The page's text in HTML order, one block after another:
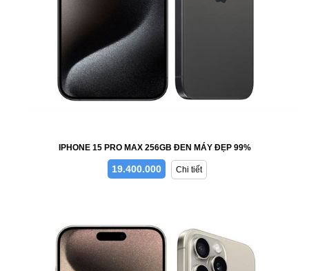
IPHONE 15 PRO MAX 256GB ĐEN MÁY ĐẸP 99%
19.400.000 Chi tiết